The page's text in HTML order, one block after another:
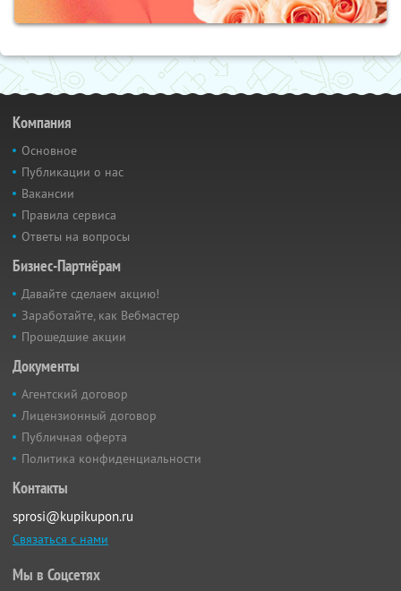
Компания
Основное
Публикации о нас
Вакансии
Правила сервиса
Ответы на вопросы
Бизнес-Партнёрам
Давайте сделаем акцию!
Заработайте, как Вебмастер
Прошедшие акции
Документы
Агентский договор
Лицензионный договор
Публичная оферта
Политика конфиденциальности
Контакты
sprosi@kupikupon.ru
Связаться с нами
Мы в Соцсетях